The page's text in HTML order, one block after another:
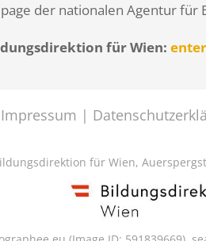
der nationalen Agentur für
für Wien:
Impressum |
für Wien,